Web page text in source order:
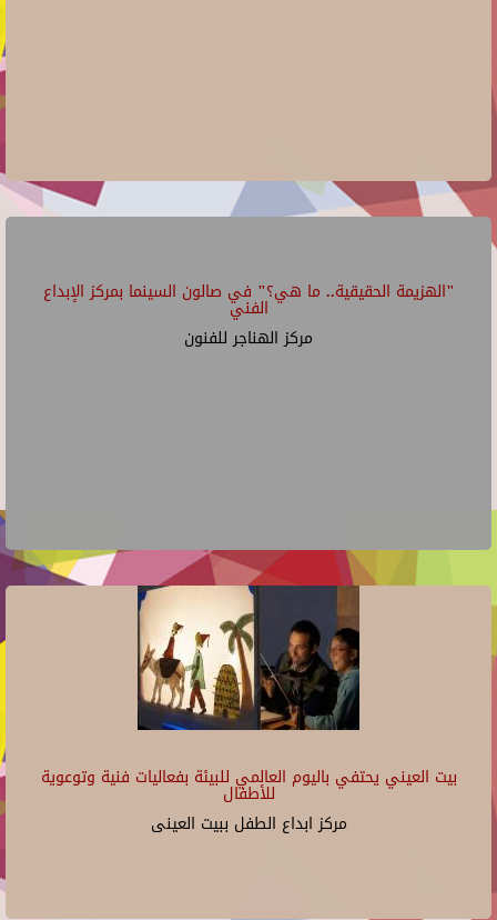
"الهزيمة الحقيقية.. ما هي؟" في صالون السينما بمركز الإبداع
الفني
مركز الهناجر للفنون
بيت العيني يحتفي باليوم العالمي للبيئة بفعاليات فنية وتوعوية
للأطفال
مركز ابداع الطفل ببيت العينى